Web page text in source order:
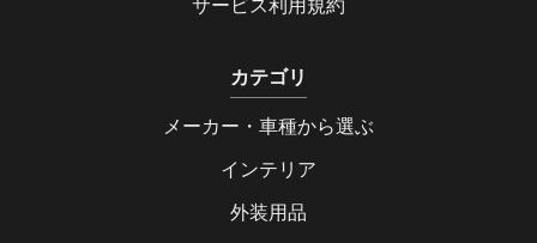
サービス利用規約
カテゴリ
メーカー・車種から選ぶ
インテリア
外装用品